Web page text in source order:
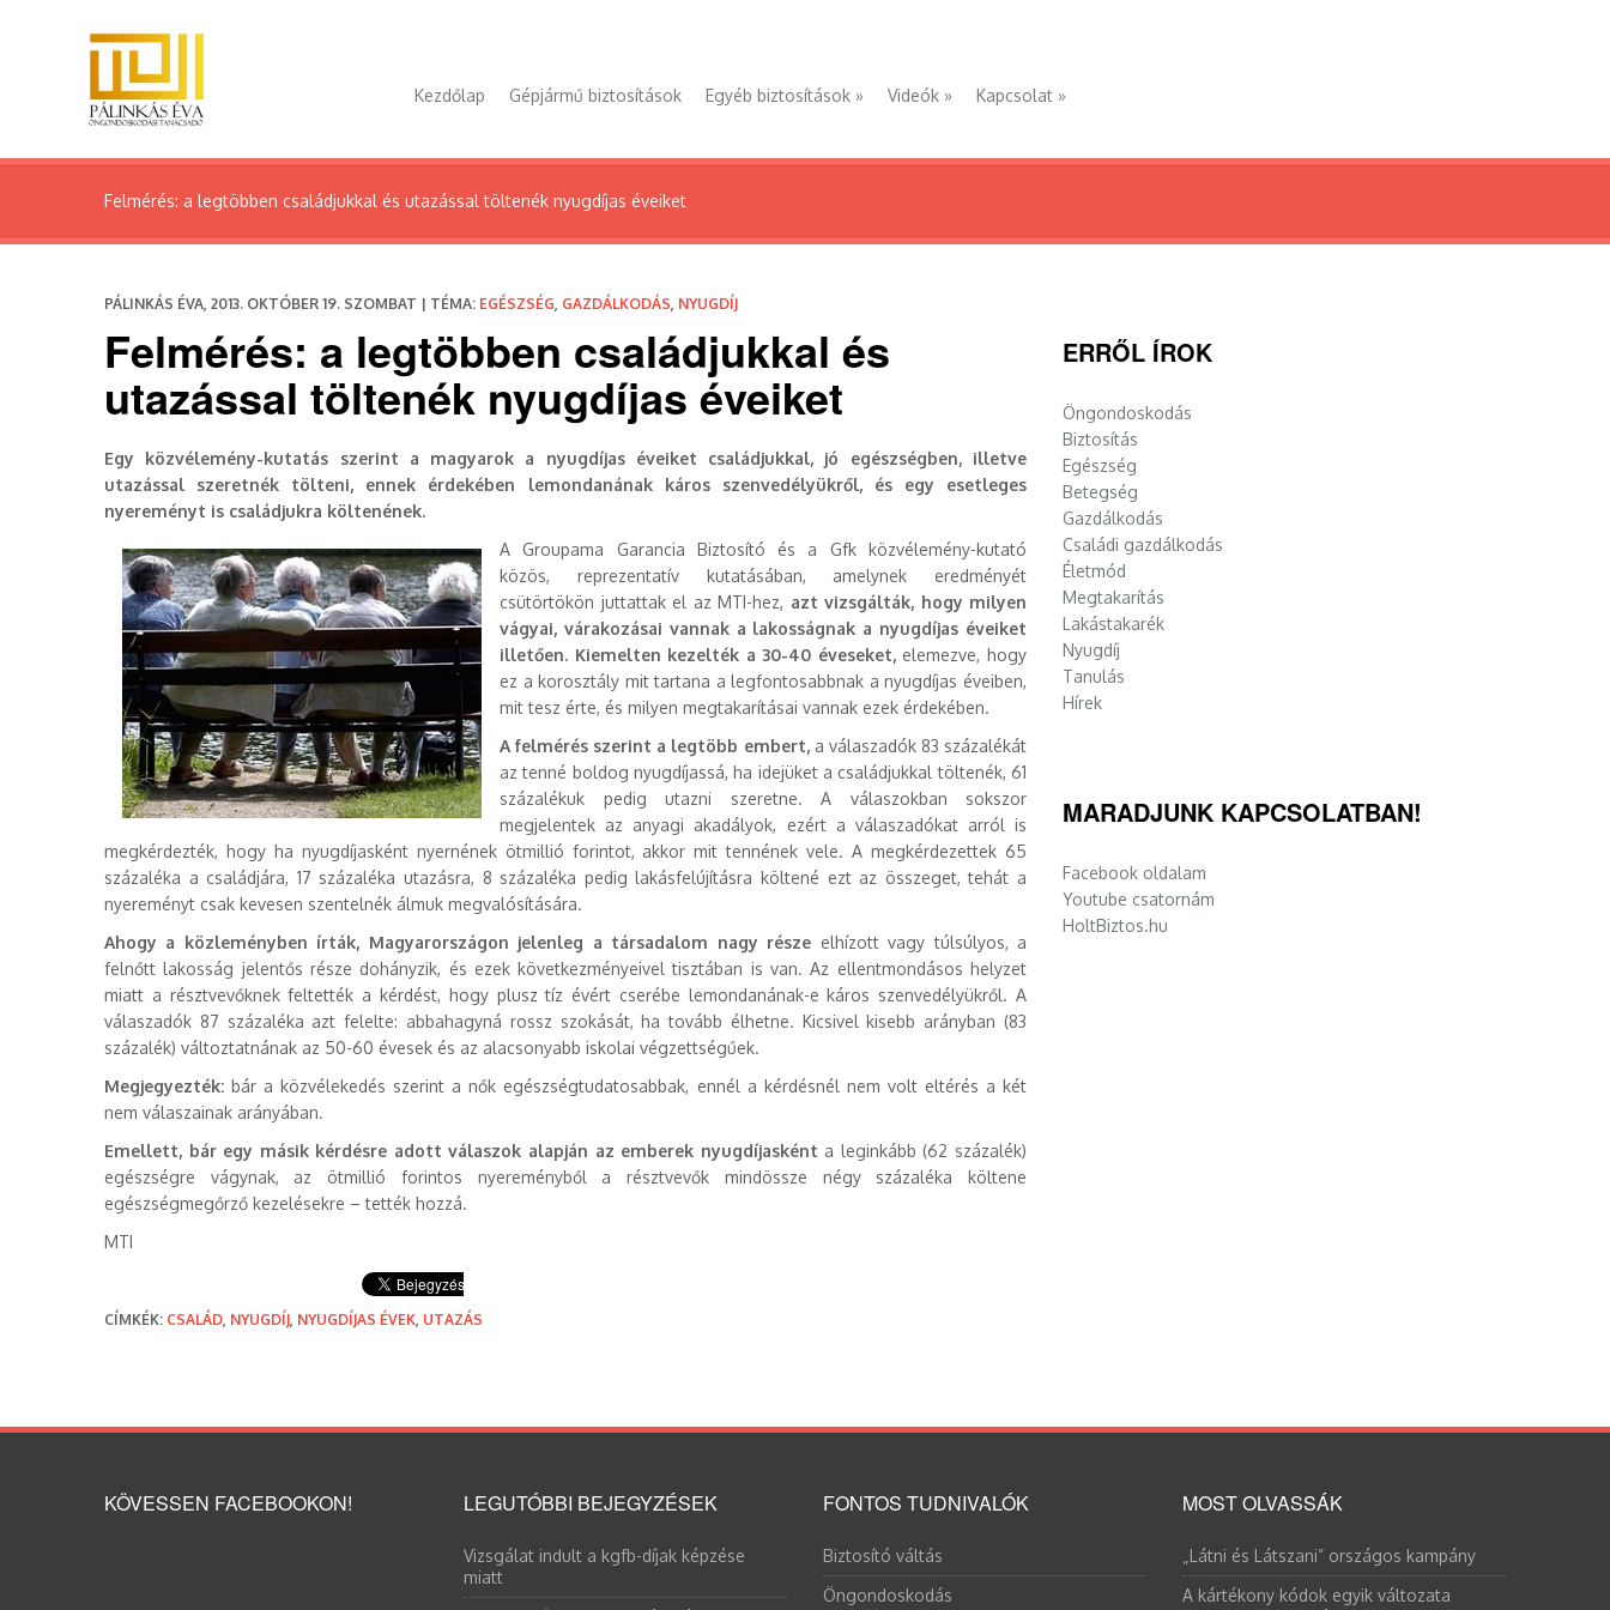
Kezdőlap Gépjármű biztosítások Egyéb biztosítások » Videók » Kapcsolat »
Felmérés: a legtöbben családjukkal és utazással töltenék nyugdíjas éveiket
PÁLINKÁS ÉVA, 2013. OKTÓBER 19. SZOMBAT | TÉMA: EGÉSZSÉG GAZDÁLKODÁS NYUGDÍJ
Felmérés: a legtöbben családjukkal és
utazással töltenék nyugdíjas éveiket
Egy közvélemény-kutatás szerint a magyarok a nyugdíjas éveiket családjukkal, jó egészségben, illetve
utazással szeretnék tölteni, ennek érdekében lemondanának káros szenvedélyükről, és egy esetleges
nyereményt is családjukra költenének.
A Groupama Garancia Biztosító és a Gfk közvélemény-kutató
közös, reprezentatív kutatásában, amelynek eredményét
csütörtökön juttattak el az MTI-hez, azt vizsgálták, hogy milyen
vágyai, várakozásai vannak a lakosságnak a nyugdíjas éveiket
illetően. Kiemelten kezelték a 30-40 éveseket,elemezve, hogy
ez a korosztály mit tartana a legfontosabbnak a nyugdíjas éveiben,
mit tesz érte, és milyen megtakarításai vannak ezek érdekében.
A felmérés szerint a legtöbb embert,a válaszadók 83 százalékát
az tenné boldog nyugdíjassá, ha idejüket a családjukkal töltenék, 61
százalékuk pedig utazni szeretne. A válaszokban sokszor
megjelentek az anyagi akadályok, ezért a válaszadókat arról is
megkérdezték, hogy ha nyugdíjasként nyernének ötmillió forintot, akkor mit tennének vele. A megkérdezettek 65
százaléka a családjára, 17 százaléka utazásra, 8 százaléka pedig lakásfelújításra költené ezt az összeget, tehát a
nyereményt csak kevesen szentelnék álmuk megvalósítására.
Ahogy a közleményben írták, Magyarországon jelenleg a társadalom nagy része elhízott vagy túlsúlyos, a
felnőtt lakosság jelentős része dohányzik, és ezek következményeivel tisztában is van. Az ellentmondásos helyzet
miatt a résztvevőknek feltették a kérdést, hogy plusz tíz évért cserébe lemondanának-e káros szenvedélyükről. A
válaszadók 87 százaléka azt felelte: abbahagyná rossz szokását, ha tovább élhetne. Kicsivel kisebb arányban (83
százalék) változtatnának az 50-60 évesek és az alacsonyabb iskolai végzettségűek.
Megjegyezték: bár a közvélekedés szerint a nők egészségtudatosabbak, ennél a kérdésnél nem volt eltérés a két
nem válaszainak arányában.
Emellett, bár egy másik kérdésre adott válaszok alapján az emberek nyugdíjasként a leginkább (62 százalék)
egészségre vágynak, az ötmillió forintos nyereményből a résztvevők mindössze négy százaléka költene
egészségmegőrző kezelésekre – tették hozzá.
MTI
CÍMKÉK: CSALÁD NYUGDÍJ NYUGDÍJAS ÉVEK UTAZÁS
ERRŐL ÍROK
Öngondoskodás
Biztosítás
Egészség
Betegség
Gazdálkodás
Családi gazdálkodás
Életmód
Megtakarítás
Lakástakarék
Nyugdíj
Tanulás
Hírek
MARADJUNK KAPCSOLATBAN!
Facebook oldalam
Youtube csatornám
HoltBiztos.hu
KÖVESSEN FACEBOOKON! LEGUTÓBBI BEJEGYZÉSEK
Vizsgálat indult a kgfb-díjak képzése
miatt
FONTOS TUDNIVALÓK
Biztosító váltás
Öngondoskodás
MOST OLVASSÁK
„Látni és Látszani” országos kampány
A kártékony kódok egyik változata